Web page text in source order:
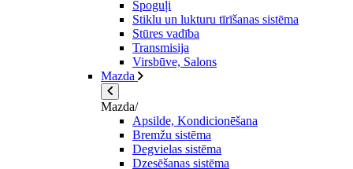
Spoguļi
Stiklu un lukturu tīrīšanas sistēma
Stūres vadība
Transmisija
Virsbūve, Salons
Mazda
Mazda/
Apsilde, Kondicionēšana
Bremžu sistēma
Degvielas sistēma
Dzesēšanas sistēma